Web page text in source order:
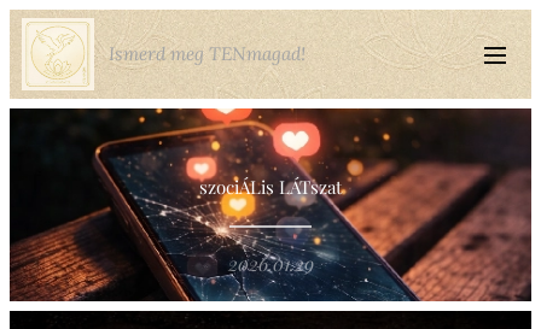
Ismerd meg TENmagad!
szociÁLis LÁTszat
2026.01.29